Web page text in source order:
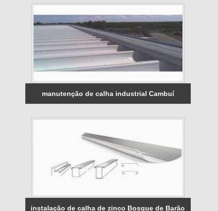
manutenção de calha industrial Cambuí
instalação de calha de zinco Bosque de Barão